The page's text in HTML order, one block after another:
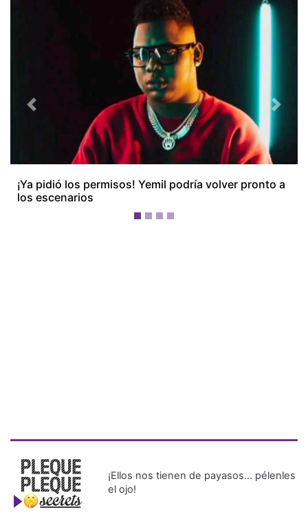
¡Ya pidió los permisos! Yemil podría volver pronto a
los escenarios
Previous Next
¡Ellos nos tienen de payasos… pélenles
el ojo!